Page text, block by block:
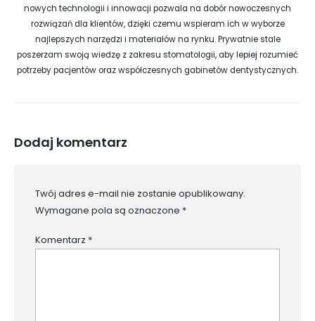
nowych technologii i innowacji pozwala na dobór nowoczesnych
rozwiązań dla klientów, dzięki czemu wspieram ich w wyborze
najlepszych narzędzi i materiałów na rynku. Prywatnie stale
poszerzam swoją wiedzę z zakresu stomatologii, aby lepiej rozumieć
potrzeby pacjentów oraz współczesnych gabinetów dentystycznych.
Dodaj komentarz
Twój adres e-mail nie zostanie opublikowany.
Wymagane pola są oznaczone *
Komentarz *